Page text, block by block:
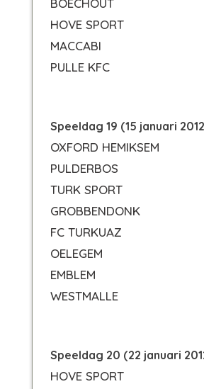
BOECHOUT
HOVE SPORT
MACCABI
PULLE KFC
Speeldag 19 (15 januari
OXFORD HEMIKSEM
PULDERBOS
TURK SPORT
GROBBENDONK
FC TURKUAZ
OELEGEM
EMBLEM
WESTMALLE
Speeldag 20 (22 januari
HOVE SPORT